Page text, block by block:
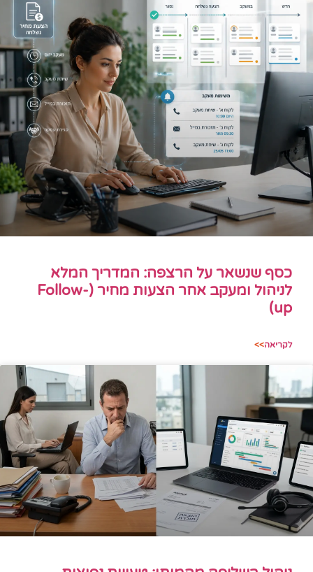
כסף שנשאר על הרצפה: המדריך המלא
לניהול ומעקב אחר הצעות מחיר (Follow-
up)
לקריאה>>